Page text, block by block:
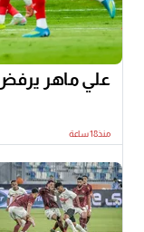
علي ماهر يرفض
منذ18 ساعة